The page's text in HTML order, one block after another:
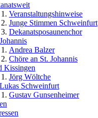
Veranstaltungshinweise
Junge Stimmen Schweinfurt
Dekanatsposaunenchor
Andrea Balzer
Chöre an St. Johannis
Kissingen
Jörg Wöltche
Schweinfurt
Gustav Gunsenheimer